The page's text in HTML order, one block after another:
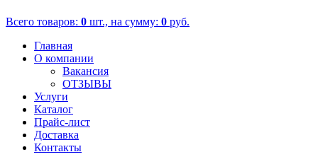
Всего товаров: 0 шт., на сумму: 0 руб.
Главная
О компании
Вакансия
ОТЗЫВЫ
Услуги
Каталог
Прайс-лист
Доставка
Контакты